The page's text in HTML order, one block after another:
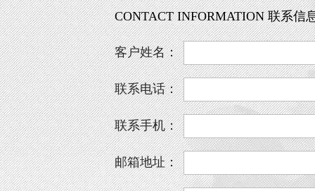
CONTACT INFORMATION 联系信
客户姓名：
联系电话：
联系手机：
邮箱地址：